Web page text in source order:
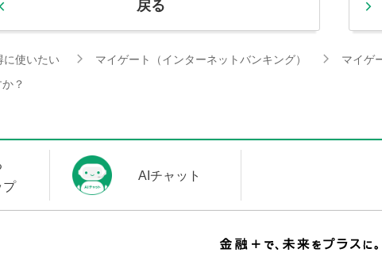
戻る
に使いたい マイゲート（インターネットバンキング） マイゲ
？
プ
AIチャット